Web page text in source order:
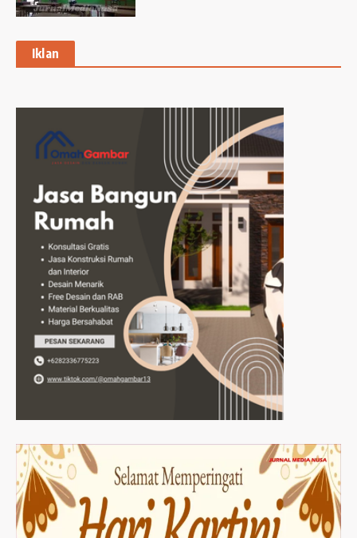
Iklan